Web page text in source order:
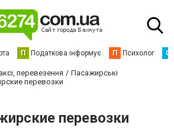
П Податкова інформує П Психолог С
перевезення
Пасажирські
перевозки
перевозки